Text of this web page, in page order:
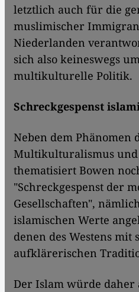
letztlich auch für die
muslimischer
Niederlanden
sich also keineswegs
multikulturelle Politik.
Schreckgespenst
Neben dem Phänomen
Multikulturalismus
thematisiert Bowen
"Schreckgespenst der
Gesellschaften",
islamischen Werte
denen des Westens mit
aufklärerischen
Der Islam würde daher